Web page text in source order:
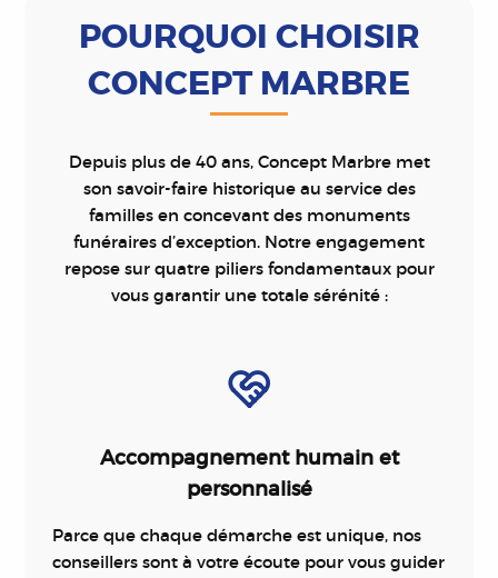
POURQUOI CHOISIR
CONCEPT MARBRE
Depuis plus de 40 ans, Concept Marbre met
son savoir-faire historique au service des
familles en concevant des monuments
funéraires d’exception. Notre engagement
repose sur quatre piliers fondamentaux pour
vous garantir une totale sérénité :
Accompagnement humain et
personnalisé
Parce que chaque démarche est unique, nos
conseillers sont à votre écoute pour vous guider